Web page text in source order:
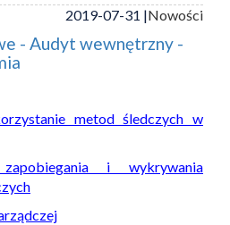
2019-07-31 |Nowości
- Audyt wewnętrzny -
metod śledczych w
i wykrywania